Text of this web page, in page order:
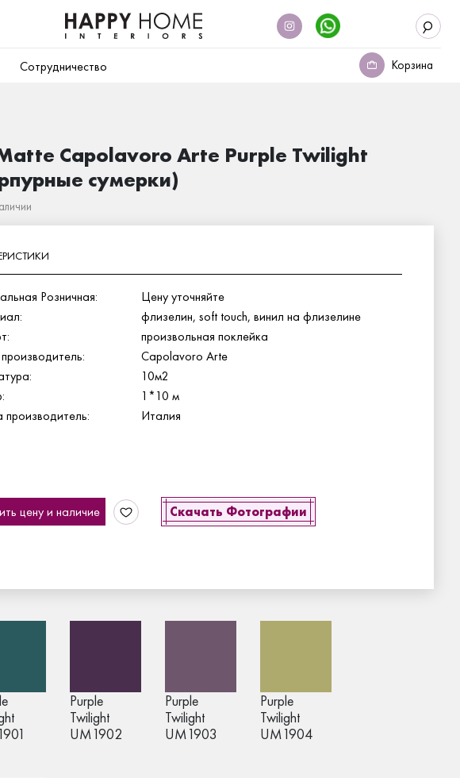
Сотрудничество Корзина
Capolavoro Arte Purple Twilight
сумерки)
Розничная:
Цену уточняйте
флизелин, soft touch, винил на флизелине
произвольная поклейка
Capolavoro Arte
10м2
1*10 м
производитель:
Италия
цену и наличие Скачать Фотографии
Purple
Twilight
UM1902
Purple
Twilight
UM1903
Purple
Twilight
UM1904